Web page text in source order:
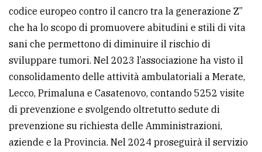
codice europeo contro il cancro tra la generazione Z”
che ha lo scopo di promuovere abitudini e stili di vita
sani che permettono di diminuire il rischio di
sviluppare tumori. Nel 2023 l’associazione ha visto il
consolidamento delle attività ambulatoriali a Merate,
Lecco, Primaluna e Casatenovo, contando 5252 visite
di prevenzione e svolgendo oltretutto sedute di
prevenzione su richiesta delle Amministrazioni,
aziende e la Provincia. Nel 2024 proseguirà il servizio